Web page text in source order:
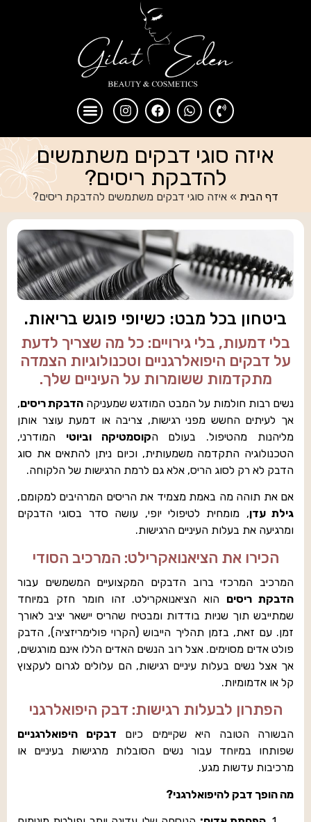
איזה סוגי דבקים משתמשים
להדבקת ריסים?
דף הבית » איזה סוגי דבקים משתמשים להדבקת ריסים?
ביטחון בכל מבט: כשיופי פוגש בריאות.
בלי דמעות, בלי גירויים: כל מה שצריך לדעת
על דבקים היפואלרגניים וטכנולוגיות הצמדה
מתקדמות ששומרות על העיניים שלך.
נשים רבות חולמות על המבט המודגש שמעניקה הדבקת ריסים,
אך לעיתים החשש מפני רגישות, צריבה או דמעת עוצר אותן
מליהנות מהטיפול. בעולם הקוסמטיקה וביוטי המודרני,
הטכנולוגיה התקדמה משמעותית, וכיום ניתן להתאים את סוג
הדבק לא רק לסוג הריס, אלא גם לרמת הרגישות של הלקוחה.
אם את תוהה מה באמת מצמיד את הריסים המרהיבים למקומם,
גילת עדן, מומחית לטיפולי יופי, עושה סדר בסוגי הדבקים
ומרגיעה את בעלות העיניים הרגישות.
הכירו את הציאנואקרילט: המרכיב הסודי
המרכיב המרכזי ברוב הדבקים המקצועיים המשמשים עבור
הדבקת ריסים הוא הציאנואקרילט. זהו חומר חזק במיוחד
שמתייבש תוך שניות בודדות ומבטיח שהריס יישאר יציב לאורך
זמן. עם זאת, בזמן תהליך הייבוש (הקרוי פולימריזציה), הדבק
פולט אדים מסוימים. אצל רוב הנשים האדים הללו אינם מורגשים,
אך אצל נשים בעלות עיניים רגישות, הם עלולים לגרום לעקצוץ
קל או אדמומיות.
הפתרון לבעלות רגישות: דבק היפואלרגני
הבשורה הטובה היא שקיימים כיום דבקים היפואלרגניים
שפותחו במיוחד עבור נשים הסובלות מרגישות בעיניים או
מרכיבות עדשות מגע.
מה הופך דבק להיפואלרגני?